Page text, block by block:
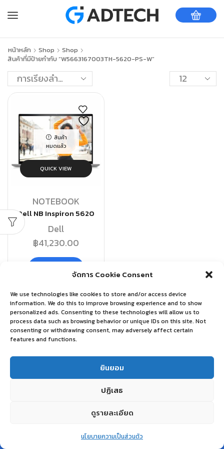
จัดการ Cookie Consent
We use technologies like cookies to store and/or access device
information. We do this to improve browsing experience and to show
personalized ads. Consenting to these technologies will allow us to
process data such as browsing behavior or unique IDs on this site. Not
consenting or withdrawing consent, may adversely affect certain
features and functions.
ยินยอม
ปฏิเสธ
ดูรายละเอียด
นโยบายความเป็นส่วนตัว
หน้าหลัก Shop
Shop
สินค้าที่มีป้ายกำกับ “W5663167003TH-5620-PS-W”
สินค้า
หมดแล้ว
QUICK VIEW
NOTEBOOK
Dell NB Inspiron 5620
Dell
฿41,230.00
Wishlist